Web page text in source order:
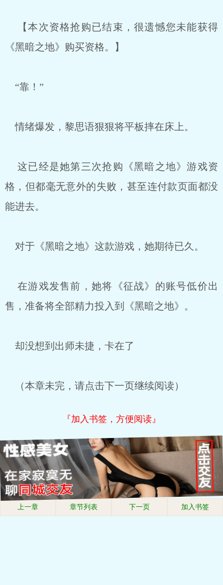
【本次资格抢购已结束，很遗憾您未能获得
《黑暗之地》购买资格。】
“靠！”
情绪爆发，黎思语狠狠将平板摔在床上。
这已经是她第三次抢购《黑暗之地》游戏资
格，但都毫无意外的失败，甚至连付款页面都没
能进去。
对于《黑暗之地》这款游戏，她期待已久。
在游戏发售前，她将《征战》的账号低价出
售，准备将全部精力投入到《黑暗之地》。
却没想到出师未捷，卡在了
（本章未完，请点击下一页继续阅读）
『加入书签，方便阅读』
上一章 章节列表 下一页 加入书签